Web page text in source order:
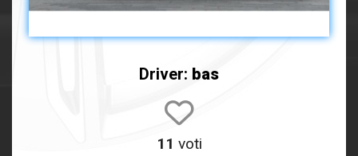
Driver: bas
11 voti